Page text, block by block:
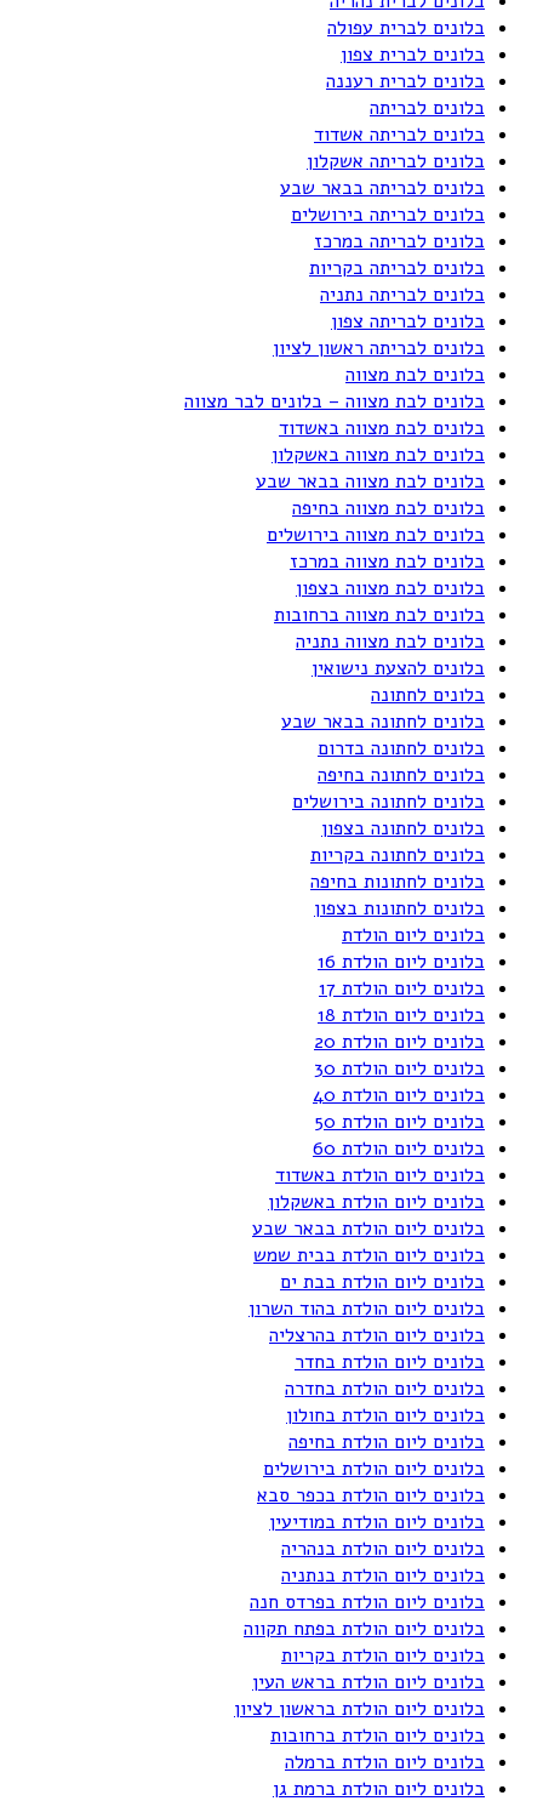
בלונים לברית עפולה
בלונים לברית צפון
בלונים לברית רעננה
בלונים לבריתה
בלונים לבריתה אשדוד
בלונים לבריתה אשקלון
בלונים לבריתה בבאר שבע
בלונים לבריתה בירושלים
בלונים לבריתה במרכז
בלונים לבריתה בקריות
בלונים לבריתה נתניה
בלונים לבריתה צפון
בלונים לבריתה ראשון לציון
בלונים לבת מצווה
בלונים לבת מצווה – בלונים לבר מצווה
בלונים לבת מצווה באשדוד
בלונים לבת מצווה באשקלון
בלונים לבת מצווה בבאר שבע
בלונים לבת מצווה בחיפה
בלונים לבת מצווה בירושלים
בלונים לבת מצווה במרכז
בלונים לבת מצווה בצפון
בלונים לבת מצווה ברחובות
בלונים לבת מצווה נתניה
בלונים להצעת נישואין
בלונים לחתונה
בלונים לחתונה בבאר שבע
בלונים לחתונה בדרום
בלונים לחתונה בחיפה
בלונים לחתונה בירושלים
בלונים לחתונה בצפון
בלונים לחתונה בקריות
בלונים לחתונות בחיפה
בלונים לחתונות בצפון
בלונים ליום הולדת
בלונים ליום הולדת 16
בלונים ליום הולדת 17
בלונים ליום הולדת 18
בלונים ליום הולדת 20
בלונים ליום הולדת 30
בלונים ליום הולדת 40
בלונים ליום הולדת 50
בלונים ליום הולדת 60
בלונים ליום הולדת באשדוד
בלונים ליום הולדת באשקלון
בלונים ליום הולדת בבאר שבע
בלונים ליום הולדת בבית שמש
בלונים ליום הולדת בבת ים
בלונים ליום הולדת בהוד השרון
בלונים ליום הולדת בהרצליה
בלונים ליום הולדת בחדר
בלונים ליום הולדת בחדרה
בלונים ליום הולדת בחולון
בלונים ליום הולדת בחיפה
בלונים ליום הולדת בירושלים
בלונים ליום הולדת בכפר סבא
בלונים ליום הולדת במודיעין
בלונים ליום הולדת בנהריה
בלונים ליום הולדת בנתניה
בלונים ליום הולדת בפרדס חנה
בלונים ליום הולדת בפתח תקווה
בלונים ליום הולדת בקריות
בלונים ליום הולדת בראש העין
בלונים ליום הולדת בראשון לציון
בלונים ליום הולדת ברחובות
בלונים ליום הולדת ברמלה
בלונים ליום הולדת ברמת גן